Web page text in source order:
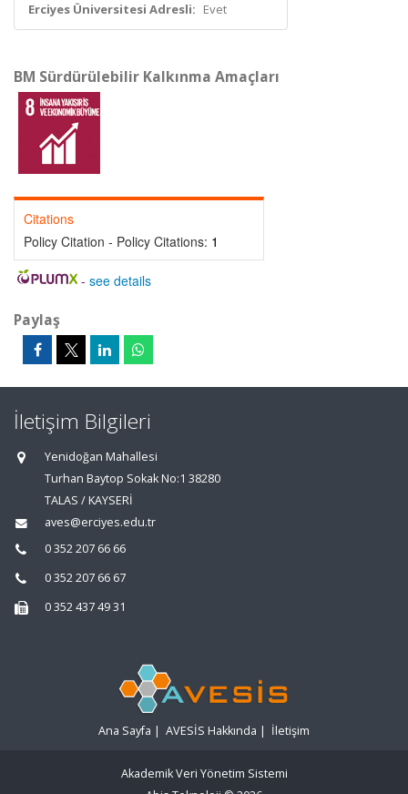
Erciyes Üniversitesi Adresli: Evet
BM Sürdürülebilir Kalkınma Amaçları
Citations
Policy Citation - Policy Citations: 1
- see details
Paylaş
İletişim Bilgileri
Yenidoğan Mahallesi
Turhan Baytop Sokak No:1 38280
TALAS / KAYSERİ
aves@erciyes.edu.tr
0 352 207 66 66
0 352 207 66 67
0 352 437 49 31
Ana Sayfa | AVESİS Hakkında | İletişim
Akademik Veri Yönetim Sistemi